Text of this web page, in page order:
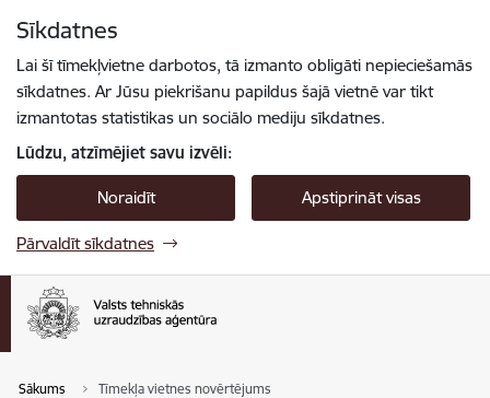
Sīkdatnes
Lai šī tīmekļvietne darbotos, tā izmanto obligāti nepieciešamās
sīkdatnes. Ar Jūsu piekrišanu papildus šajā vietnē var tikt
izmantotas statistikas un sociālo mediju sīkdatnes.
Lūdzu, atzīmējiet savu izvēli:
Noraidīt Apstiprināt visas
Pārvaldīt sīkdatnes
Sākums Tīmekļa vietnes novērtējums